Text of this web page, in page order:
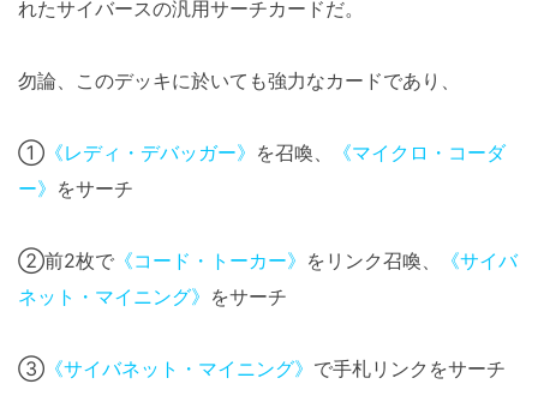
れたサイバースの汎用サーチカードだ。
勿論、このデッキに於いても強力なカードであり、
① 《レディ・デバッガー》 を召喚、
《マイクロ・コーダ
ー》 をサーチ
②前2枚で 《コード・トーカー》 をリンク召喚、
《サイバ
ネット・マイニング》 をサーチ
③ 《サイバネット・マイニング》 で手札リンクをサーチ